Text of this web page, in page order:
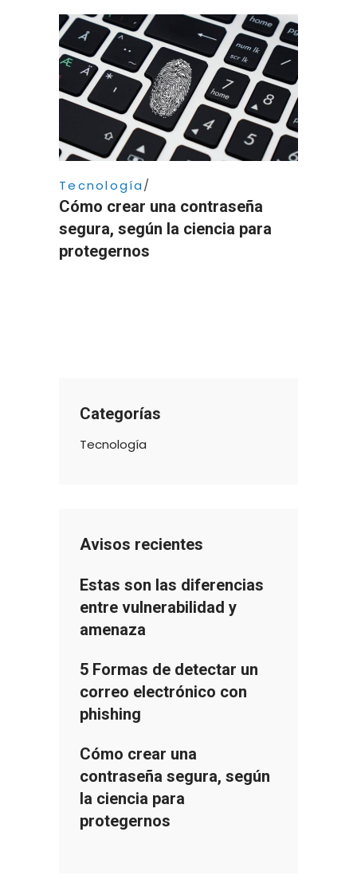
Tecnología
Cómo crear una contraseña
segura, según la ciencia para
protegernos
Categorías
Tecnología
Avisos recientes
Estas son las diferencias
entre vulnerabilidad y
amenaza
5 Formas de detectar un
correo electrónico con
phishing
Cómo crear una
contraseña segura, según
la ciencia para
protegernos